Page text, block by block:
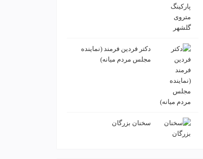
دكتر فردين فرمند (نماينده
مجلس مردم میانه)
سخنان بزرگان